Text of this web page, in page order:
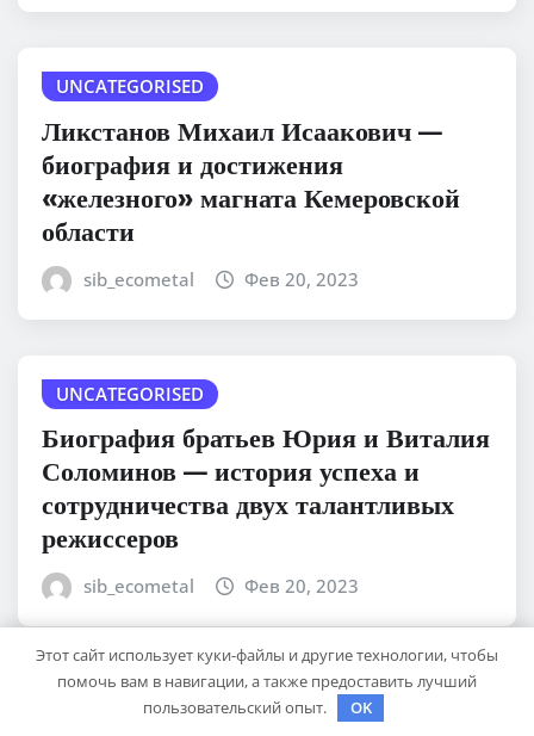
UNCATEGORISED
Ликстанов Михаил Исаакович —
биография и достижения
«железного» магната Кемеровской
области
sib_ecometal Фев 20, 2023
UNCATEGORISED
Биография братьев Юрия и Виталия
Соломинов — история успеха и
сотрудничества двух талантливых
режиссеров
sib_ecometal Фев 20, 2023
UNCATEGORISED
Этот сайт использует куки-файлы и другие технологии, чтобы
помочь вам в навигации, а также предоставить лучший
пользовательский опыт.
OK